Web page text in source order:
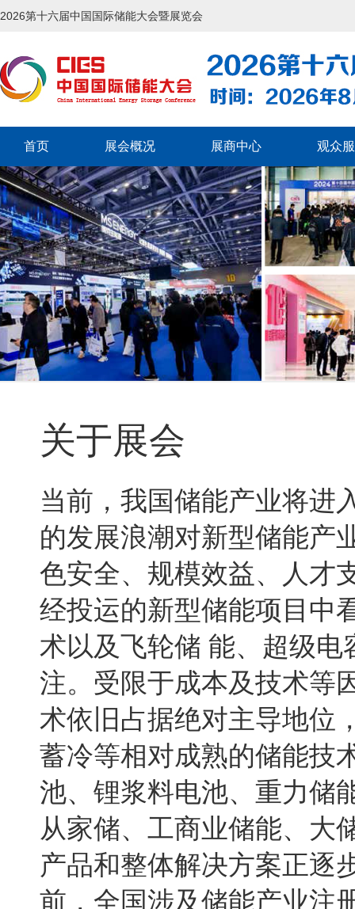
2026第十六届中国国际储能大会暨展览会
首页 展会概况 展商中心 观众
关于展会
当前，我国储能产业将进
的发展浪潮对新型储能产
色安全、规模效益、人才
经投运的新型储能项目中
术以及飞轮储 能、超级
注。受限于成本及技术等
术依旧占据绝对主导地位
蓄冷等相对成熟的储能技
池、锂浆料电池、重力储
从家储、工商业储能、大
产品和整体解决方案正逐
前，全国涉及储能产业注